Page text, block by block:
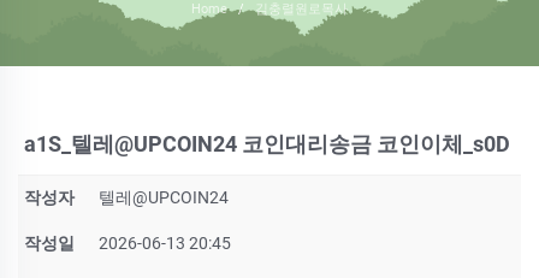
Home / 김충렬원로목사
a1S_텔레@UPCOIN24 코인대리송금 코인이체_s0D
작성자 텔레@UPCOIN24
작성일 2026-06-13 20:45